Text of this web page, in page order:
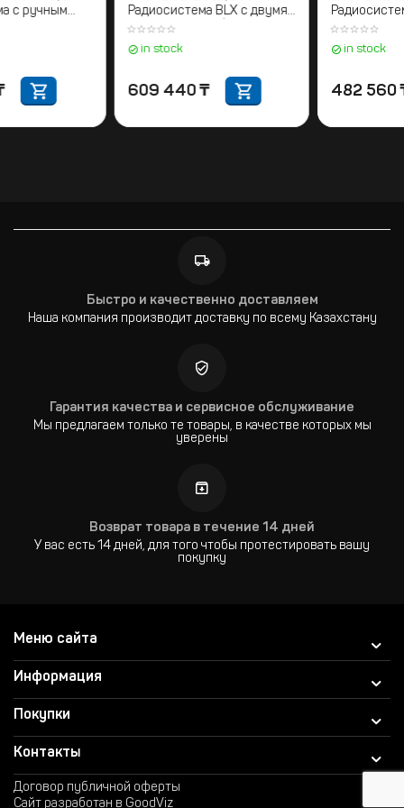
с ручным
604
Радиосистема BLX с двумя
609 440
Быстро и качественно доставляем
Наша компания производит доставку по всему Казахстану
Гарантия качества и сервисное обслуживание
Мы предлагаем только те товары, в качестве которых мы
уверены
Возврат товара в течение 14 дней
У вас есть 14 дней, для того чтобы протестировать вашу
покупку
Меню сайта
Информация
Покупки
Контакты
Договор публичной оферты
Сайт разработан в GoodViz